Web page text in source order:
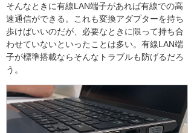
そんなときに有線LAN端子があれば有線での高
速通信ができる。これも変換アダプターを持ち
歩けばいいのだが、必要なときに限って持ち合
わせていないといったことは多い。有線LAN端
子が標準搭載ならそんなトラブルも防げるだろ
う。